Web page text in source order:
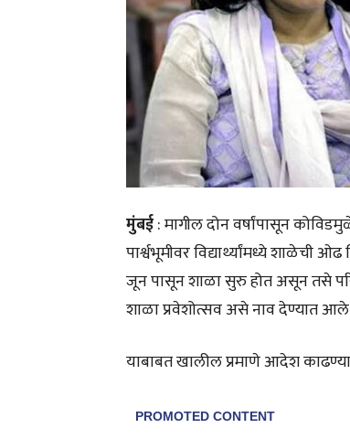
मुंबई: मागील दोन वर्षांपासून
पार्श्वभूमीवर विद्यार्थ्यांमध्ये शाळेची
जून पासून शाळा सुरु होत असून तसे
शाळा प्रवेशोत्सव असे नाव देण्यात
याबाबत खालील प्रमाणे आदेश